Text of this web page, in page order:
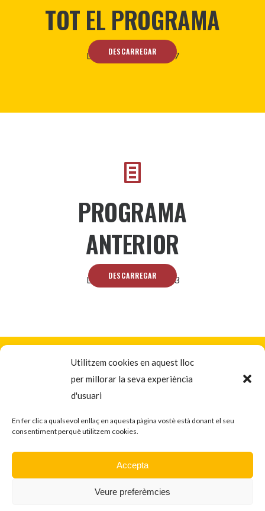
Utilitzem cookies en aquest lloc
per millorar la seva experiència
d'usuari
En fer clic a qualsevol enllaç en aquesta pàgina vostè està donant el seu
consentiment perquè utilitzem cookies.
Accepta
Veure preferèmcies
TOT EL PROGRAMA
Legislatura 2023-2027
DESCARREGAR
PROGRAMA
ANTERIOR
Legislatura 2019-2023
DESCARREGAR
Inici
D’on venim?
Eleccions municipals 2023
reservats